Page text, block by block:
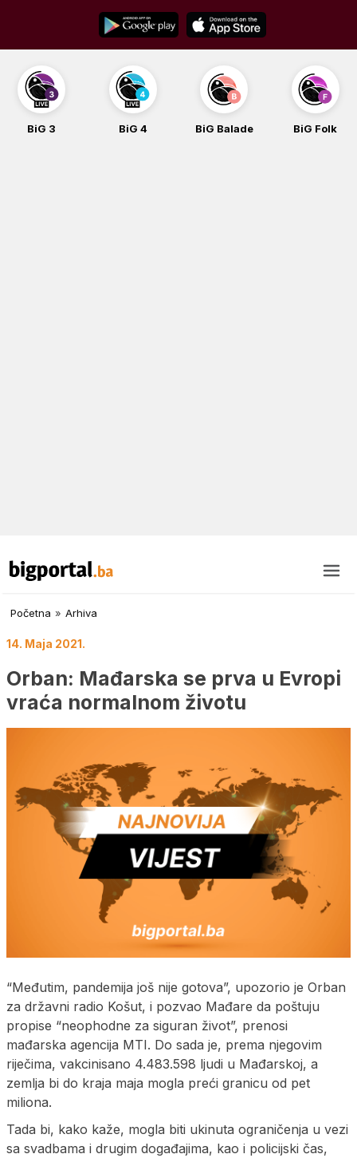
content
BiG 3 BiG 4 BiG Balade BiG Folk
Početna » Arhiva
14. Maja 2021.
Orban: Mađarska se prva u Evropi
vraća normalnom životu
“Međutim, pandemija još nije gotova”, upozorio je Orban
za državni radio Košut, i pozvao Mađare da poštuju
propise “neophodne za siguran život”, prenosi
mađarska agencija MTI. Do sada je, prema njegovim
riječima, vakcinisano 4.483.598 ljudi u Mađarskoj, a
zemlja bi do kraja maja mogla preći granicu od pet
miliona.
Tada bi, kako kaže, mogla biti ukinuta ograničenja u vezi
sa svadbama i drugim događajima, kao i policijski čas,